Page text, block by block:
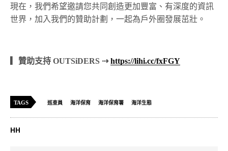
現在，我們希望邀請您共同創造更加豐富、有深度的資訊
世界，加入我們的贊助計劃，一起為戶外圈發展茁壯。
▎贊助支持 OUTSiDERS ⇢https://lihi.cc/fxFGY
TAGS 巡查員 海洋保育 海洋保育署 海洋生態
HH